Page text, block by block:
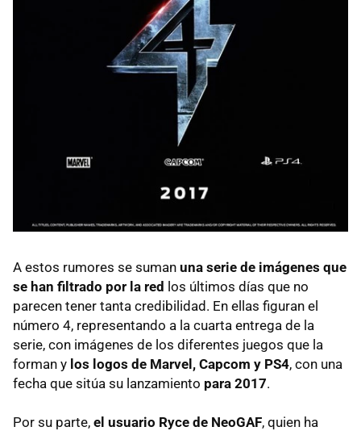
A estos rumores se suman una serie de imágenes que
se han filtrado por la red los últimos días que no
parecen tener tanta credibilidad. En ellas figuran el
número 4, representando a la cuarta entrega de la
serie, con imágenes de los diferentes juegos que la
forman y los logos de Marvel, Capcom y PS4, con una
fecha que sitúa su lanzamiento para 2017.
Por su parte, el usuario Ryce de NeoGAF, quien ha